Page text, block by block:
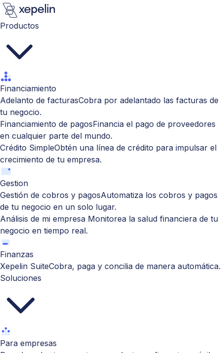
Productos
Financiamiento
Adelanto de facturasCobra por adelantado las facturas de
tu negocio.
Financiamiento de pagosFinancia el pago de proveedores
en cualquier parte del mundo.
Crédito SimpleObtén una línea de crédito para impulsar el
crecimiento de tu empresa.
Gestion
Gestión de cobros y pagosAutomatiza los cobros y pagos
de tu negocio en un solo lugar.
Análisis de mi empresa Monitorea la salud financiera de tu
negocio en tiempo real.
Finanzas
Xepelin SuiteCobra, paga y concilia de manera automática.
Soluciones
Para empresas